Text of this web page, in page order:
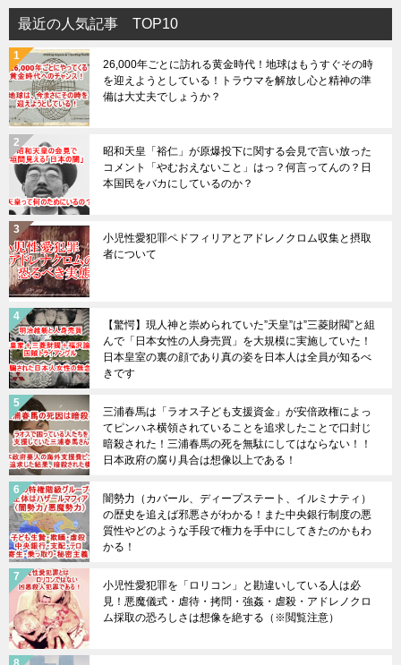
最近の人気記事 TOP10
26,000年ごとに訪れる黄金時代！地球はもうすぐその時
を迎えようとしている！トラウマを解放し心と精神の準
備は大丈夫でしょうか？
昭和天皇「裕仁」が原爆投下に関する会見で言い放った
コメント「やむおえないこと」はっ？何言ってんの？日
本国民をバカにしているのか？
小児性愛犯罪ペドフィリアとアドレノクロム収集と摂取
者について
【驚愕】現人神と崇められていた”天皇”は”三菱財閥”と組
んで「日本女性の人身売買」を大規模に実施していた！
日本皇室の裏の顔であり真の姿を日本人は全員が知るべ
きです
三浦春馬は「ラオス子ども支援資金」が安倍政権によっ
てピンハネ横領されていることを追求したことで口封じ
暗殺された！三浦春馬の死を無駄にしてはならない！！
日本政府の腐り具合は想像以上である！
闇勢力（カバール、ディープステート、イルミナティ）
の歴史を追えば邪悪さがわかる！また中央銀行制度の悪
質性やどのような手段で権力を手中にしてきたのかもわ
かる！
小児性愛犯罪を「ロリコン」と勘違いしている人は必
見！悪魔儀式・虐待・拷問・強姦・虐殺・アドレノクロ
ム採取の恐ろしさは想像を絶する（※閲覧注意）